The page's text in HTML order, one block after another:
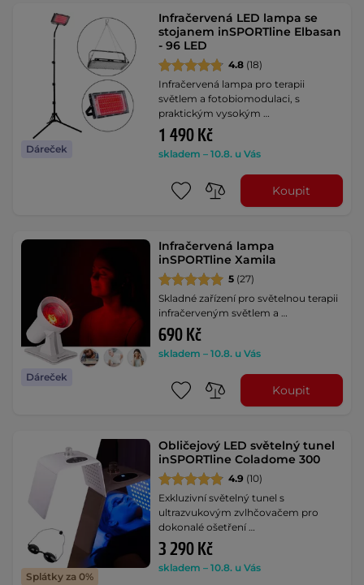
Dáreček
Infračervená LED lampa se
stojanem inSPORTline Elbasan
- 96 LED
4.8 (18)
Infračervená lampa pro terapii
světlem a fotobiomodulaci, s
praktickým vysokým …
1 490 Kč
skladem – 10.8. u Vás
Koupit
Dáreček
Infračervená lampa
inSPORTline Xamila
5 (27)
Skladné zařízení pro světelnou terapii
infračerveným světlem a …
690 Kč
skladem – 10.8. u Vás
Koupit
Splátky za 0%
Obličejový LED světelný tunel
inSPORTline Coladome 300
4.9 (10)
Exkluzivní světelný tunel s
ultrazvukovým zvlhčovačem pro
dokonalé ošetření …
3 290 Kč
skladem – 10.8. u Vás